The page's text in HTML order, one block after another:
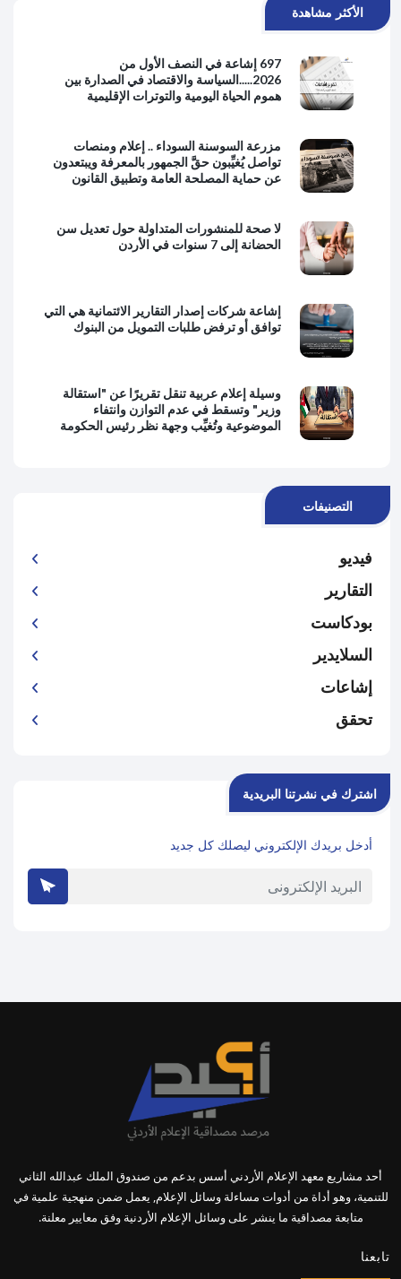
الأكثر مشاهدة
697 إشاعة في النصف الأول من
2026.....السياسة والاقتصاد في الصدارة بين
هموم الحياة اليومية والتوترات الإقليمية
مزرعة السوسنة السوداء .. إعلام ومنصات
تواصل يُغيِّبون حقَّ الجمهور بالمعرفة ويبتعدون
عن حماية المصلحة العامة وتطبيق القانون
لا صحة للمنشورات المتداولة حول تعديل سن
الحضانة إلى 7 سنوات في الأردن
إشاعة شركات إصدار التقارير الائتمانية هي التي
توافق أو ترفض طلبات التمويل من البنوك
وسيلة إعلام عربية تنقل تقريرًا عن "استقالة
وزير" وتسقط في عدم التوازن وانتفاء
الموضوعية وتُغيِّب وجهة نظر رئيس الحكومة
التصنيفات
فيديو
التقارير
بودكاست
السلايدير
إشاعات
تحقق
اشترك في نشرتنا البريدية
أدخل بريدك الإلكتروني ليصلك كل جديد
أحد مشاريع معهد الإعلام الأردني أسس بدعم من صندوق الملك عبدالله الثاني
للتنمية، وهو أداة من أدوات مساءلة وسائل الإعلام, يعمل ضمن منهجية علمية في
متابعة مصداقية ما ينشر على وسائل الإعلام الأردنية وفق معايير معلنة.
تابعنا